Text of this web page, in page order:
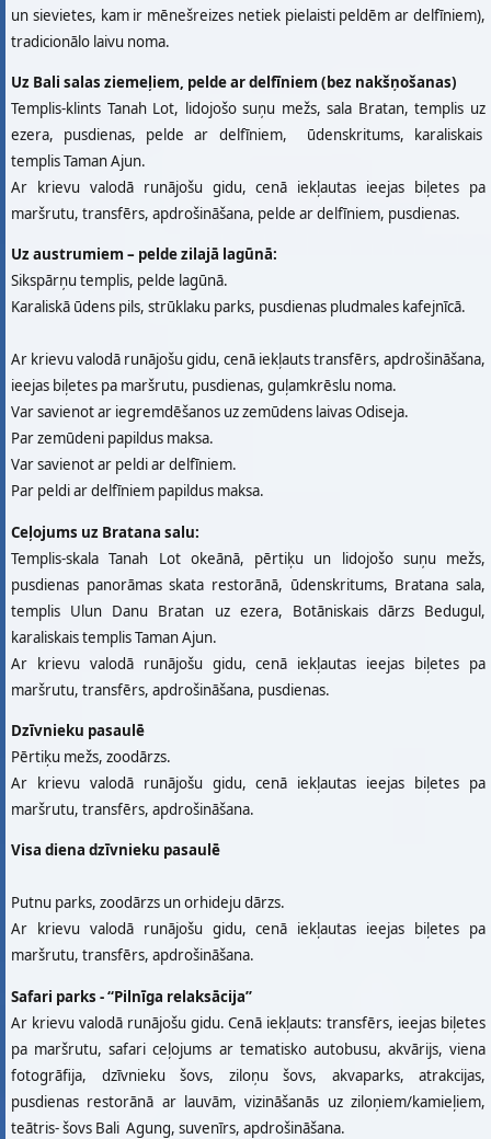
un sievietes, kam ir mēnešreizes netiek pielaisti peldēm ar delfīniem),
tradicionālo laivu noma.
Uz Bali salas ziemeļiem, pelde ar delfīniem (bez nakšņošanas)
Templis-klints Tanah Lot, lidojošo suņu mežs, sala Bratan, templis uz
ezera, pusdienas, pelde ar delfīniem, ūdenskritums, karaliskais
templis Taman Ajun.
Ar krievu valodā runājošu gidu, cenā iekļautas ieejas biļetes pa
maršrutu, transfērs, apdrošināšana, pelde ar delfīniem, pusdienas.
Uz austrumiem – pelde zilajā lagūnā:
Sikspārņu templis, pelde lagūnā.
Karaliskā ūdens pils, strūklaku parks, pusdienas pludmales kafejnīcā.
Ar krievu valodā runājošu gidu, cenā iekļauts transfērs, apdrošināšana,
ieejas biļetes pa maršrutu, pusdienas, guļamkrēslu noma.
Var savienot ar iegremdēšanos uz zemūdens laivas Odiseja.
Par zemūdeni papildus maksa.
Var savienot ar peldi ar delfīniem.
Par peldi ar delfīniem papildus maksa.
Ceļojums uz Bratana salu:
Templis-skala Tanah Lot okeānā, pērtiķu un lidojošo suņu mežs,
pusdienas panorāmas skata restorānā, ūdenskritums, Bratana sala,
templis Ulun Danu Bratan uz ezera, Botāniskais dārzs Bedugul,
karaliskais templis Taman Ajun.
Ar krievu valodā runājošu gidu, cenā iekļautas ieejas biļetes pa
maršrutu, transfērs, apdrošināšana, pusdienas.
Dzīvnieku pasaulē
Pērtiķu mežs, zoodārzs.
Ar krievu valodā runājošu gidu, cenā iekļautas ieejas biļetes pa
maršrutu, transfērs, apdrošināšana.
Visa diena dzīvnieku pasaulē
Putnu parks, zoodārzs un orhideju dārzs.
Ar krievu valodā runājošu gidu, cenā iekļautas ieejas biļetes pa
maršrutu, transfērs, apdrošināšana.
Safari parks - “Pilnīga relaksācija”
Ar krievu valodā runājošu gidu. Cenā iekļauts: transfērs, ieejas biļetes
pa maršrutu, safari ceļojums ar tematisko autobusu, akvārijs, viena
fotogrāfija, dzīvnieku šovs, ziloņu šovs, akvaparks, atrakcijas,
pusdienas restorānā ar lauvām, vizināšanās uz ziloņiem/kamieļiem,
teātris- šovs Bali Agung, suvenīrs, apdrošināšana.